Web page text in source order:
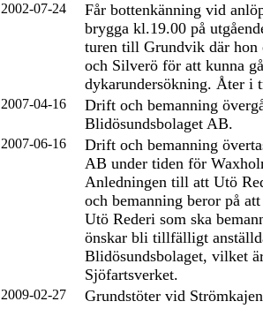
2002-07-24
Får bottenkänning vid
brygga kl.19.00 på
turen till Grundvik där hon
och Silverö för att kunna
dykarundersökning. Åter i
2007-04-16
Drift och bemanning
Blidösundsbolaget AB.
2007-06-16
Drift och bemanning
AB under tiden för
Anledningen till att Utö
och bemanning beror på
Utö Rederi som ska
önskar bli tillfälligt
Blidösundsbolaget, vilket
Sjöfartsverket.
2009-02-27
Grundstöter vid